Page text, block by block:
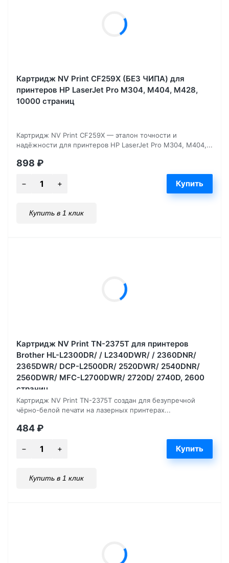
Картридж NV Print CF259X (БЕЗ ЧИПА) для
принтеров HP LaserJet Pro M304, M404, M428,
10000 страниц
Картридж NV Print CF259X — эталон точности и
надёжности для принтеров HP LaserJet Pro M304, M404,...
898 ₽
Купить в 1 клик
Картридж NV Print TN-2375T для принтеров
Brother HL-L2300DR/ / L2340DWR/ / 2360DNR/
2365DWR/ DCP-L2500DR/ 2520DWR/ 2540DNR/
2560DWR/ MFC-L2700DWR/ 2720D/ 2740D, 2600
страниц
Картридж NV Print TN-2375T создан для безупречной
чёрно-белой печати на лазерных принтерах...
484₽
Купить в 1 клик